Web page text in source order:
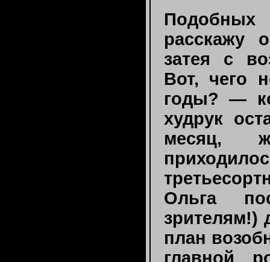
расскажу
затея с
Вот, чего
годы? —
худрук
месяц,
Ольга
зрителям!)
план
главной